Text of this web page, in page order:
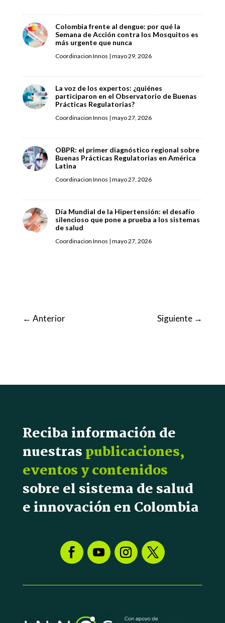
Colombia frente al dengue: por qué la
Semana de Acción contra los Mosquitos es
más urgente que nunca
Coordinacion Innos | mayo 29, 2026
La voz de los expertos: ¿quiénes
participaron en el Observatorio de Buenas
Prácticas Regulatorias?
Coordinacion Innos | mayo 27, 2026
OBPR: el primer diagnóstico regional sobre
Buenas Prácticas Regulatorias en América
Latina
Coordinacion Innos | mayo 27, 2026
Día Mundial de la Hipertensión: el desafío
silencioso que pone a prueba a los sistemas
de salud
Coordinacion Innos | mayo 27, 2026
← Anterior Siguiente →
Reciba información de
nuestraspublicaciones,
eventos y contenidos
sobre el sistema de salud
e innovación en Colombia